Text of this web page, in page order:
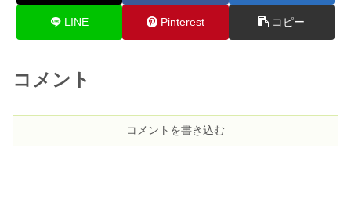
LINE Pinterest コピー
コメント
コメントを書き込む